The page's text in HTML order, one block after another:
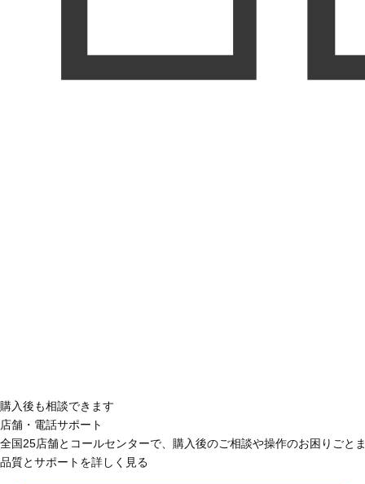
購入後も相談できます
店舗・電話サポート
全国25店舗とコールセンターで、購入後のご相談や操作のお困りごと
品質とサポートを詳しく見る